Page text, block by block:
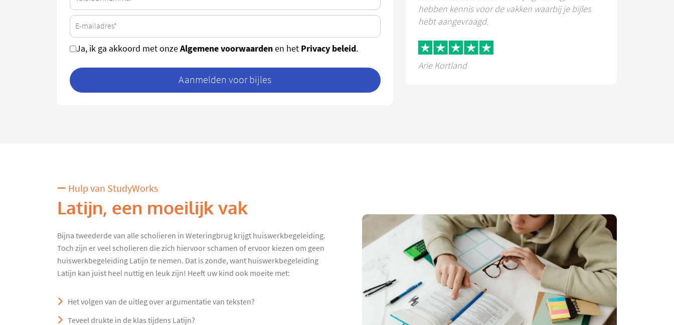
Ja, ik ga akkoord met onzeAlgemene voorwaardenen het Privacy beleid.
Aanmelden voor bijles
hebben kennis voor de vakken waarbij je bijles
hebt aangevraagd.
Arie Kortland
Hulp van StudyWorks
Latijn, een moeilijk vak
Bijna tweederde van alle scholieren in Weteringbrug krijgt huiswerkbegeleiding.
Toch zijn er veel scholieren die zich hiervoor schamen of ervoor kiezen om geen
huiswerkbegeleiding Latijn te nemen. Dat is zonde, want huiswerkbegeleiding
Latijn kan juist heel nuttig en leuk zijn! Heeft uw kind ook moeite met:
Het volgen van de uitleg over argumentatie van teksten?
Teveel drukte in de klas tijdens Latijn?